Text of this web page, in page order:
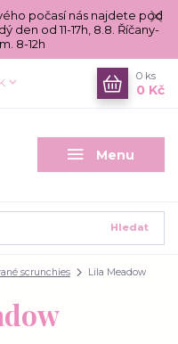
počasí nás najdete pod
den od 11-17h, 8.8. Říčany-
8-12h
Menu
Hledat
0 ks
0 Kč
scrunchies Lila Meadow